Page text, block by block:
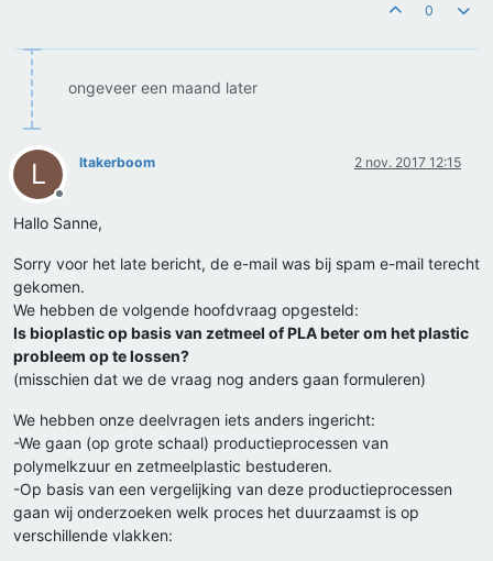
0
ongeveer een maand later
L
Offline
ltakerboom 2 nov. 2017 12:15
Hallo Sanne,
Sorry voor het late bericht, de e-mail was bij spam e-mail terecht
gekomen.
We hebben de volgende hoofdvraag opgesteld:
Is bioplastic op basis van zetmeel of PLA beter om het plastic
probleem op te lossen?
(misschien dat we de vraag nog anders gaan formuleren)
We hebben onze deelvragen iets anders ingericht:
-We gaan (op grote schaal) productieprocessen van
polymelkzuur en zetmeelplastic bestuderen.
-Op basis van een vergelijking van deze productieprocessen
gaan wij onderzoeken welk proces het duurzaamst is op
verschillende vlakken: